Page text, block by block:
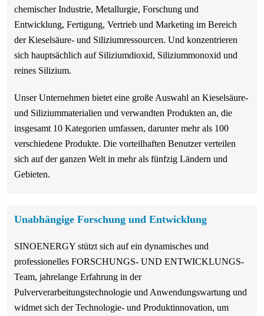
chemischer Industrie, Metallurgie, Forschung und
Entwicklung, Fertigung, Vertrieb und Marketing im Bereich
der Kieselsäure- und Siliziumressourcen. Und konzentrieren
sich hauptsächlich auf Siliziumdioxid, Siliziummonoxid und
reines Silizium.
Unser Unternehmen bietet eine große Auswahl an Kieselsäure-
und Siliziummaterialien und verwandten Produkten an, die
insgesamt 10 Kategorien umfassen, darunter mehr als 100
verschiedene Produkte. Die vorteilhaften Benutzer verteilen
sich auf der ganzen Welt in mehr als fünfzig Ländern und
Gebieten.
Unabhängige Forschung und Entwicklung
SINOENERGY stützt sich auf ein dynamisches und
professionelles FORSCHUNGS- UND ENTWICKLUNGS-
Team, jahrelange Erfahrung in der
Pulververarbeitungstechnologie und Anwendungswartung und
widmet sich der Technologie- und Produktinnovation, um